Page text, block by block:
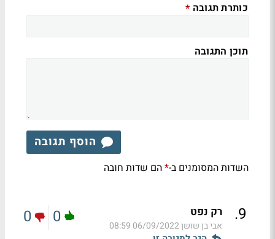
כותרת תגובה *
תוכן התגובה
הוסף תגובה
השדות המסומנים ב-*הם שדות חובה
9
. רק נפט
אבי בן שושן06/09/2022 08:59
0
0